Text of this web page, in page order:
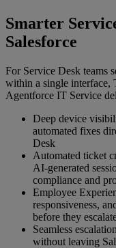
Smarter
Salesforce
For Service Desk teams
within a single interface,
Agentforce IT Service
Deep device
automated fixes
Desk
Automated ticket
AI‑generated
compliance and
Employee
responsiveness,
before they
Seamless
without leaving